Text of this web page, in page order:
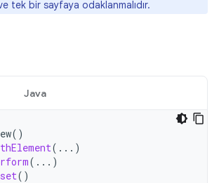
ve tek bir sayfaya odaklanmalıdır.
Java
()
(...)
(...)
()